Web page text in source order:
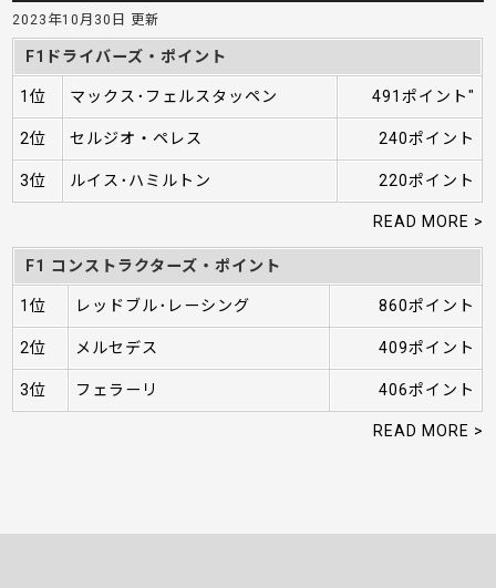
2023年10月30日 更新
F1ドライバーズ・ポイント
1位 マックス･フェルスタッペン 491ポイント"
2位 セルジオ・ペレス 240ポイント
3位 ルイス･ハミルトン 220ポイント
READ MORE >
F1 コンストラクターズ・ポイント
1位 レッドブル･レーシング 860ポイント
2位 メルセデス 409ポイント
3位 フェラーリ 406ポイント
READ MORE >